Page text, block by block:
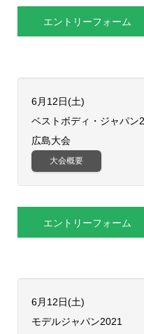
エントリーフォーム
6月12日(土)
ベストボディ・ジャパン
広島大会
大会概要
エントリーフォーム
6月12日(土)
​モデルジャパン2021